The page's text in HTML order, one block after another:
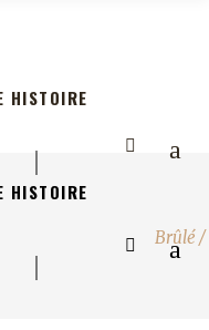
HISTOIRE
HISTOIRE
Brûlé/